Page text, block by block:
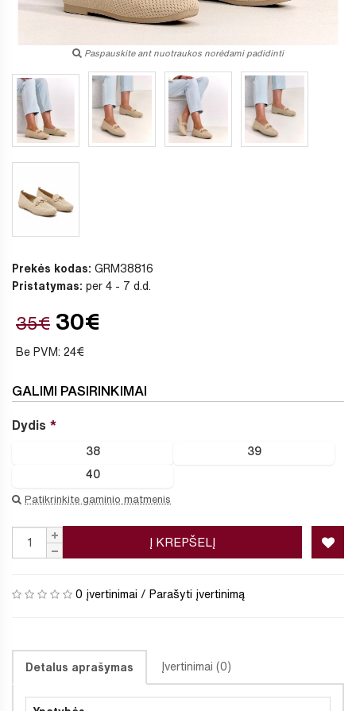
Paspauskite ant nuotraukos norėdami padidinti
Prekės kodas: GRM38816
Pristatymas: per 4 - 7 d.d.
35€ 30€
Be PVM: 24€
GALIMI PASIRINKIMAI
Dydis
38 39
40
Patikrinkite gaminio matmenis
Į KREPŠELĮ
0 įvertinimai / Parašyti įvertinimą
Detalus aprašymas Įvertinimai (0)